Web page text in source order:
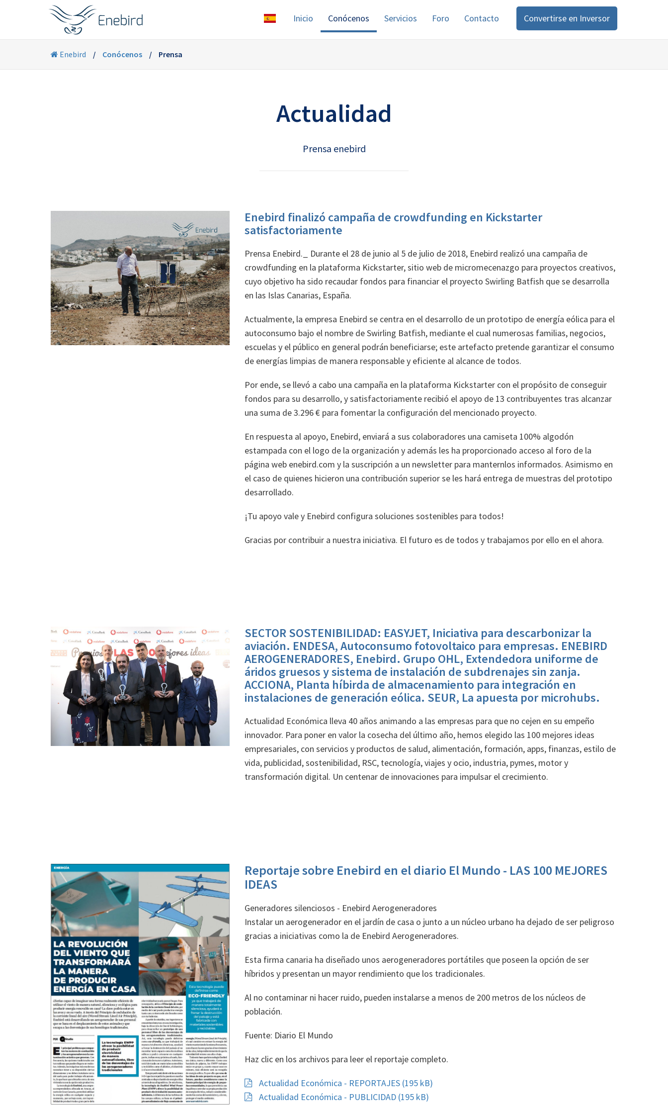
Inicio Conócenos Servicios Foro Contacto Convertirse en Inversor
Enebird Conócenos Prensa
Actualidad
Prensa enebird
Enebird finalizó campaña de crowdfunding en Kickstarter
satisfactoriamente
Prensa Enebird._ Durante el 28 de junio al 5 de julio de 2018, Enebird realizó una campaña de
crowdfunding en la plataforma Kickstarter, sitio web de micromecenazgo para proyectos creativos,
cuyo objetivo ha sido recaudar fondos para financiar el proyecto Swirling Batfish que se desarrolla
en las Islas Canarias, España.
Actualmente, la empresa Enebird se centra en el desarrollo de un prototipo de energía eólica para el
autoconsumo bajo el nombre de Swirling Batfish, mediante el cual numerosas familias, negocios,
escuelas y el público en general podrán beneficiarse; este artefacto pretende garantizar el consumo
de energías limpias de manera responsable y eficiente al alcance de todos.
Por ende, se llevó a cabo una campaña en la plataforma Kickstarter con el propósito de conseguir
fondos para su desarrollo, y satisfactoriamente recibió el apoyo de 13 contribuyentes tras alcanzar
una suma de 3.296 € para fomentar la configuración del mencionado proyecto.
En respuesta al apoyo, Enebird, enviará a sus colaboradores una camiseta 100% algodón
estampada con el logo de la organización y además les ha proporcionado acceso al foro de la
página web enebird.com y la suscripción a un newsletter para manternlos informados. Asimismo en
el caso de quienes hicieron una contribución superior se les hará entrega de muestras del prototipo
desarrollado.
¡Tu apoyo vale y Enebird configura soluciones sostenibles para todos!
Gracias por contribuir a nuestra iniciativa. El futuro es de todos y trabajamos por ello en el ahora.
SECTOR SOSTENIBILIDAD: EASYJET, Iniciativa para descarbonizar la
aviación. ENDESA, Autoconsumo fotovoltaico para empresas. ENEBIRD
AEROGENERADORES, Enebird. Grupo OHL, Extendedora uniforme de
áridos gruesos y sistema de instalación de subdrenajes sin zanja.
ACCIONA, Planta híbirda de almacenamiento para integración en
instalaciones de generación eólica. SEUR, La apuesta por microhubs.
Actualidad Económica lleva 40 años animando a las empresas para que no cejen en su empeño
innovador. Para poner en valor la cosecha del último año, hemos elegido las 100 mejores ideas
empresariales, con servicios y productos de salud, alimentación, formación, apps, finanzas, estilo de
vida, publicidad, sostenibilidad, RSC, tecnología, viajes y ocio, industria, pymes, motor y
transformación digital. Un centenar de innovaciones para impulsar el crecimiento.
Reportaje sobre Enebird en el diario El Mundo - LAS 100 MEJORES
IDEAS
Generadores silenciosos - Enebird Aerogeneradores
Instalar un aerogenerador en el jardín de casa o junto a un núcleo urbano ha dejado de ser peligroso
gracias a iniciativas como la de Enebird Aerogeneradores.
Esta firma canaria ha diseñado unos aerogeneradores portátiles que poseen la opción de ser
híbridos y presentan un mayor rendimiento que los tradicionales.
Al no contaminar ni hacer ruido, pueden instalarse a menos de 200 metros de los núcleos de
población.
Fuente: Diario El Mundo
Haz clic en los archivos para leer el reportaje completo.
Actualidad Económica - REPORTAJES (195 kB)
Actualidad Económica - PUBLICIDAD (195 kB)